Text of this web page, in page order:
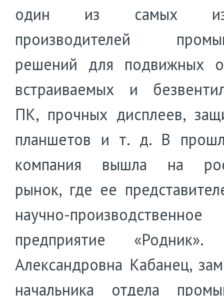
один из самых
производителей
решений для подвижных
встраиваемых и
ПК, прочных дисплеев,
планшетов и т. д. В
компания вышла на
рынок, где ее
научно-производственное
предприятие «Родник».
Александровна Кабанец,
начальника отдела